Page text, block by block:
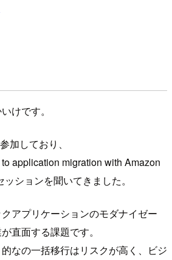
けです。
加しており、
to application migration with Amazon
ションを聞いてきました。
アプリケーションのモダナイゼー
直面する課題です。
なの一括移行はリスクが高く、ビジ